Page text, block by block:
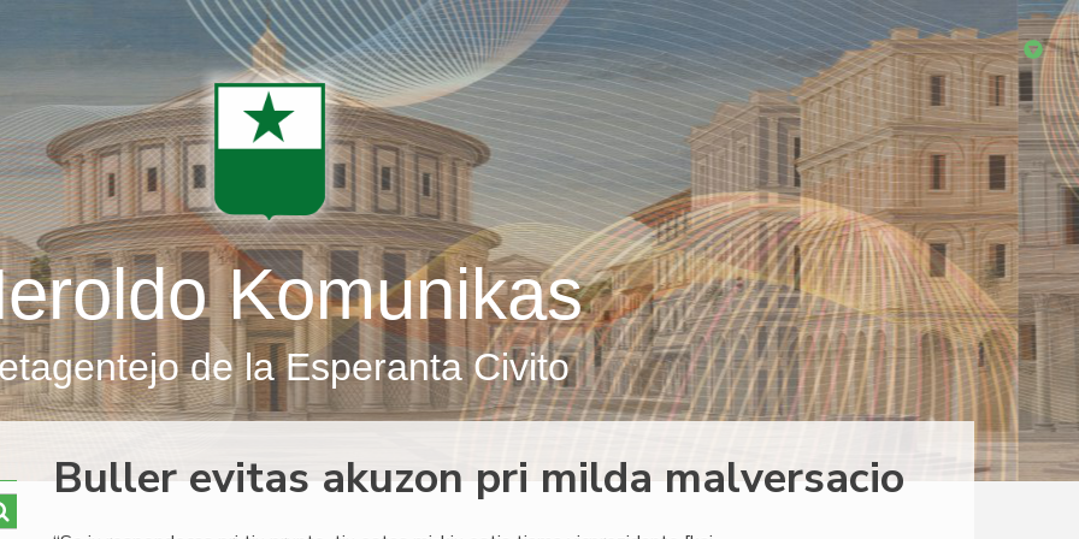
Komunikas
de la Esperanta Civito
Buller evitas akuzon pri milda malversacio